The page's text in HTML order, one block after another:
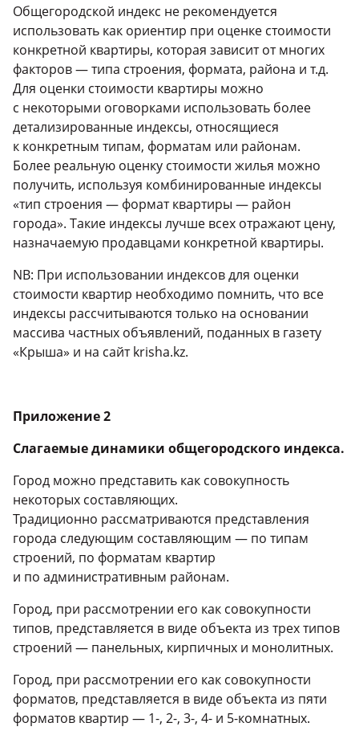
Общегородской индекс не рекомендуется
использовать как ориентир при оценке стоимости
конкретной квартиры, которая зависит от многих
факторов — типа строения, формата, района и т.д.
Для оценки стоимости квартиры можно
с некоторыми оговорками использовать более
детализированные индексы, относящиеся
к конкретным типам, форматам или районам.
Более реальную оценку стоимости жилья можно
получить, используя комбинированные индексы
«тип строения — формат квартиры — район
города». Такие индексы лучше всех отражают цену,
назначаемую продавцами конкретной квартиры.
NB: При использовании индексов для оценки
стоимости квартир необходимо помнить, что все
индексы рассчитываются только на основании
массива частных объявлений, поданных в газету
«Крыша» и на сайт krisha.kz.
Приложение 2
Слагаемые динамики общегородского индекса.
Город можно представить как совокупность
некоторых составляющих.
Традиционно рассматриваются представления
города следующим составляющим — по типам
строений, по форматам квартир
и по административным районам.
Город, при рассмотрении его как совокупности
типов, представляется в виде объекта из трех типов
строений — панельных, кирпичных и монолитных.
Город, при рассмотрении его как совокупности
форматов, представляется в виде объекта из пяти
форматов квартир — 1-, 2-, 3-, 4- и 5-комнатных.